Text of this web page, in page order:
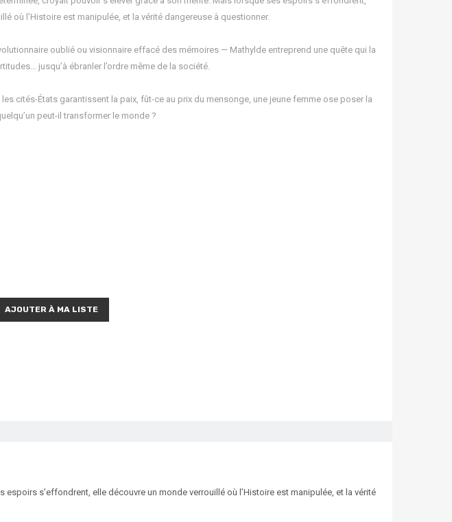
où l’Histoire est manipulée, et la vérité dangereuse à questionner.
oublié ou visionnaire effacé des mémoires — Mathylde entreprend une quête qui la
jusqu’à ébranler l’ordre même de la société.
cités-États garantissent la paix, fût-ce au prix du mensonge, une jeune femme ose poser la
peut-il transformer le monde ?
AJOUTER À MA LISTE
s’effondrent, elle découvre un monde verrouillé où l’Histoire est manipulée, et la vérité